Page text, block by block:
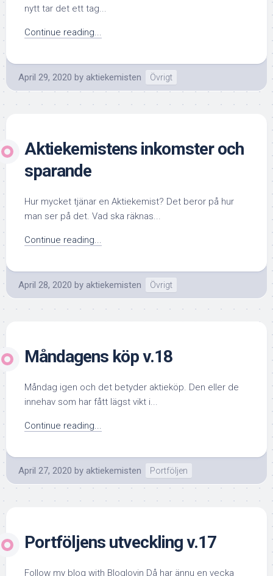
nytt tar det ett tag...
Continue reading...
April 29, 2020 by aktiekemisten Övrigt
Aktiekemistens inkomster och
sparande
Hur mycket tjänar en Aktiekemist? Det beror på hur
man ser på det. Vad ska räknas...
Continue reading...
April 28, 2020 by aktiekemisten Övrigt
Måndagens köp v.18
Måndag igen och det betyder aktieköp. Den eller de
innehav som har fått lägst vikt i...
Continue reading...
April 27, 2020 by aktiekemisten Portföljen
Portföljens utveckling v.17
Follow my blog with Bloglovin Då har ännu en vecka